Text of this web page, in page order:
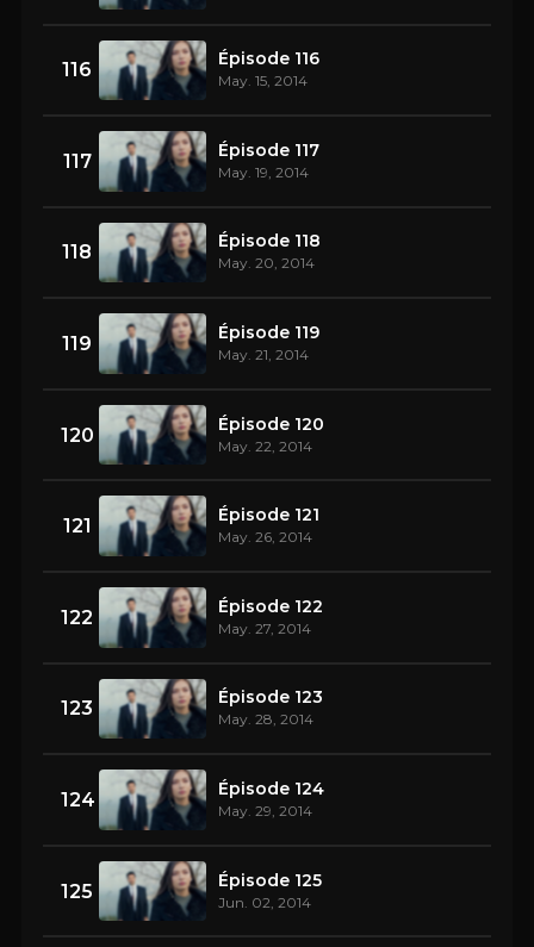
116 Épisode 116
May. 15, 2014
117 Épisode 117
May. 19, 2014
118 Épisode 118
May. 20, 2014
119 Épisode 119
May. 21, 2014
120 Épisode 120
May. 22, 2014
121 Épisode 121
May. 26, 2014
122 Épisode 122
May. 27, 2014
123 Épisode 123
May. 28, 2014
124 Épisode 124
May. 29, 2014
125 Épisode 125
Jun. 02, 2014